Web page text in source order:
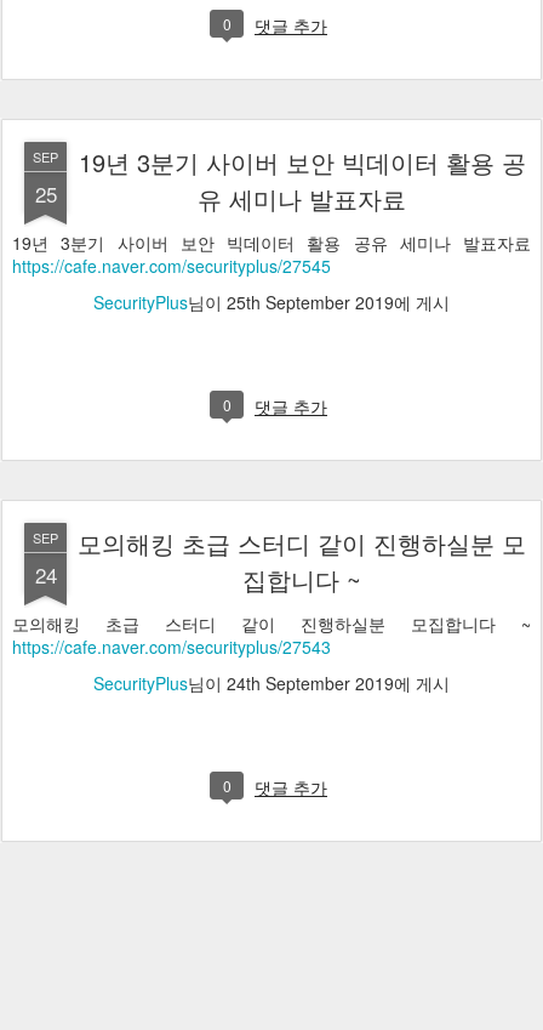
0 댓글 추가
SEP
25
19년 3분기 사이버 보안 빅데이터 활용 공
유 세미나 발표자료
19년 3분기 사이버 보안 빅데이터 활용 공유 세미나 발표자료
https://cafe.naver.com/securityplus/27545
SecurityPlus님이 25th September 2019에 게시
0 댓글 추가
SEP
24
모의해킹 초급 스터디 같이 진행하실분 모
집합니다 ~
모의해킹 초급 스터디 같이 진행하실분 모집합니다 ~
https://cafe.naver.com/securityplus/27543
SecurityPlus님이 24th September 2019에 게시
0 댓글 추가